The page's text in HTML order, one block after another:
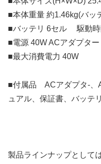
■本体重量 約1.46kg(バッ
■バッテリ 6セル 駆動時
■電源 40W ACアダプタ
■最大消費電力 40W
■付属品 ACアダプタ-、
ュアル、保証書、バッテ
製品ラインナップとして